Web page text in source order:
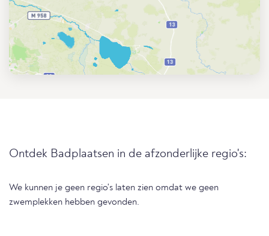
Ontdek Badplaatsen in de afzonderlijke regio's:
We kunnen je geen regio's laten zien omdat we geen
zwemplekken hebben gevonden.